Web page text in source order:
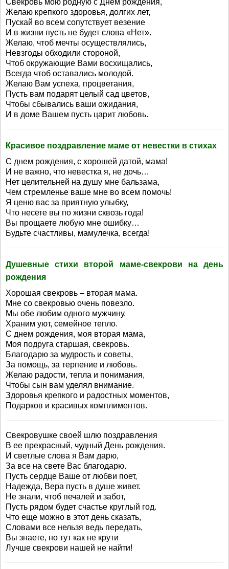
Свекровь мою родную с Днем рождения,
Желаю крепкого здоровья, долгих лет,
Пускай во всем сопутствует везение
И в жизни пусть не будет слова «Нет».
Желаю, чтоб мечты осуществлялись,
Невзгоды обходили стороной,
Чтоб окружающие Вами восхищались,
Всегда чтоб оставались молодой.
Желаю Вам успеха, процветания,
Пусть вам подарят целый сад цветов,
Чтобы сбывались ваши ожидания,
И в доме Вашем пусть царит любовь.
Красивое поздравление маме от невестки в стихах
С днем рождения, с хорошей датой, мама!
И не важно, что невестка я, не дочь…
Нет целительней на душу мне бальзама,
Чем стремленье ваше мне во всем помочь!
Я ценю вас за приятную улыбку,
Что несете вы по жизни сквозь года!
Вы прощаете любую мне ошибку…
Будьте счастливы, мамулечка, всегда!
Душевные стихи второй маме-свекрови на день
рождения
Хорошая свекровь – вторая мама.
Мне со свекровью очень повезло.
Мы обе любим одного мужчину,
Храним уют, семейное тепло.
С днем рождения, моя вторая мама,
Моя подруга старшая, свекровь.
Благодарю за мудрость и советы,
За помощь, за терпение и любовь.
Желаю радости, тепла и понимания,
Чтобы сын вам уделял внимание.
Здоровья крепкого и радостных моментов,
Подарков и красивых комплиментов.
Свекровушке своей шлю поздравления
В ее прекрасный, чудный День рождения.
И светлые слова я Вам дарю,
За все на свете Вас благодарю.
Пусть сердце Ваше от любви поет,
Надежда, Вера пусть в душе живет.
Не знали, чтоб печалей и забот,
Пусть рядом будет счастье круглый год.
Что еще можно в этот день сказать,
Словами все нельзя ведь передать,
Вы знаете, но тут как не крути
Лучше свекрови нашей не найти!